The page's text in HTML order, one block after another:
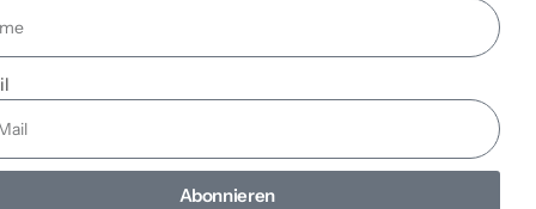
Abonnieren